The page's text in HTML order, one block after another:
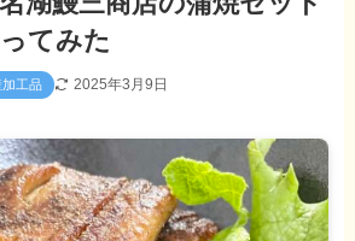
てみた
工品 2025年3月9日